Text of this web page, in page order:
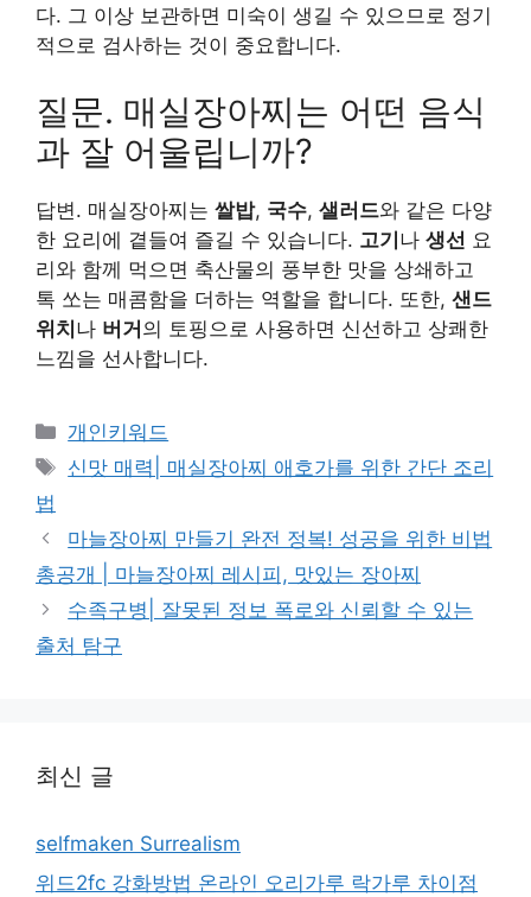
다. 그 이상 보관하면 미숙이 생길 수 있으므로 정기
적으로 검사하는 것이 중요합니다.
질문. 매실장아찌는 어떤 음식
과 잘 어울립니까?
답변. 매실장아찌는 쌀밥, 국수, 샐러드와 같은 다양
한 요리에 곁들여 즐길 수 있습니다. 고기나 생선 요
리와 함께 먹으면 축산물의 풍부한 맛을 상쇄하고
톡 쏘는 매콤함을 더하는 역할을 합니다. 또한, 샌드
위치나 버거의 토핑으로 사용하면 신선하고 상쾌한
느낌을 선사합니다.
카
테
개인키워드
태
신맛 매력| 매실장아찌 애호가를 위한 간단 조리
법
마늘장아찌 만들기 완전 정복! 성공을 위한 비법
총공개 | 마늘장아찌 레시피, 맛있는 장아찌
수족구병| 잘못된 정보 폭로와 신뢰할 수 있는
출처 탐구
최신 글
selfmaken Surrealism
위드2fc 강화방법 온라인 오리가루 락가루 차이점